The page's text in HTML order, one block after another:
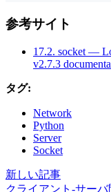
参考サイト
17.2. socket —
v2.7.3
タグ:
Network
Python
Server
Socket
新しい記事
クライアント-サー